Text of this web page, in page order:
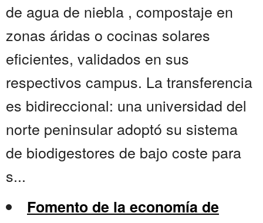
de agua de niebla , compostaje en
zonas áridas o cocinas solares
eficientes, validados en sus
respectivos campus. La transferencia
es bidireccional: una universidad del
norte peninsular adoptó su sistema
de biodigestores de bajo coste para
s...
Fomento de la economía de